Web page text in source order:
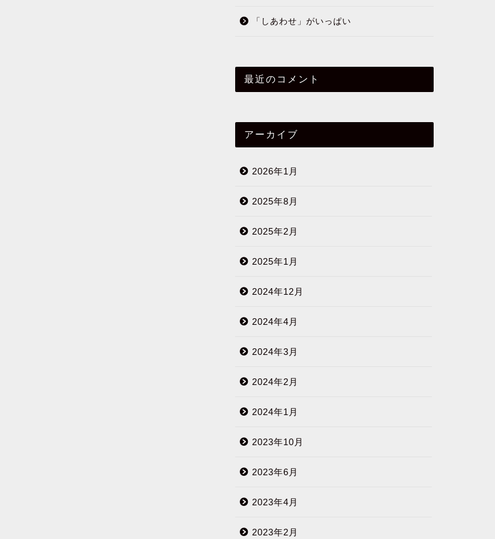
「しあわせ」がいっぱい
最近のコメント
アーカイブ
2026年1月
2025年8月
2025年2月
2025年1月
2024年12月
2024年4月
2024年3月
2024年2月
2024年1月
2023年10月
2023年6月
2023年4月
2023年2月